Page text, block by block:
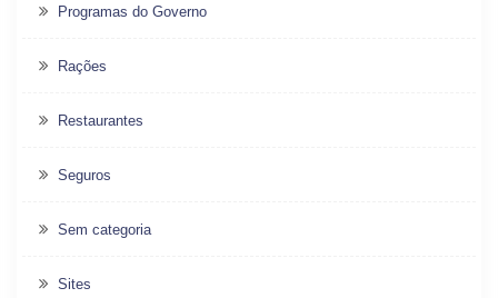
Programas do Governo
Rações
Restaurantes
Seguros
Sem categoria
Sites